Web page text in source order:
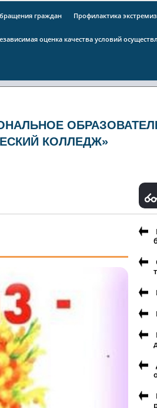
граждан Профилактика
оценка качества условий
КОЛЛЕДЖ»